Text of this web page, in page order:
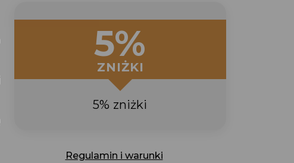
5%
ZNIŻKI
5% zniżki
Regulamin i warunki